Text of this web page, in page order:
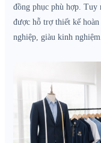
đồng phục phù hợp.
được hỗ trợ thiết kế
nghiệp, giàu kinh nghiệm.